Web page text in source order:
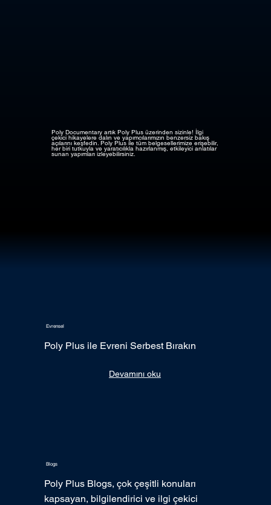
Poly Documentary artık Poly Plus üzerinden sizinle! İlgi
çekici hikayelere dalın ve yapımcılarımızın benzersiz bakış
açılarını keşfedin. Poly Plus ile tüm belgesellerimize erişebilir,
her biri tutkuyla ve yaratıcılıkla hazırlanmış, etkileyici anlatılar
sunan yapımları izleyebilirsiniz.
Evrensel
Poly Plus ile Evreni Serbest Bırakın
Devamını oku
Blogs
Poly Plus Blogs, çok çeşitli konuları
kapsayan, bilgilendirici ve ilgi çekici